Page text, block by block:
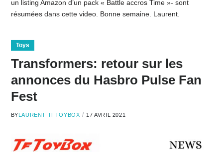
un listing Amazon d’un pack « Battle accros Time »- sont
résumées dans cette video. Bonne semaine. Laurent.
Toys
Transformers: retour sur les
annonces du Hasbro Pulse Fan
Fest
BYLAURENT TFTOYBOX 17 AVRIL 2021